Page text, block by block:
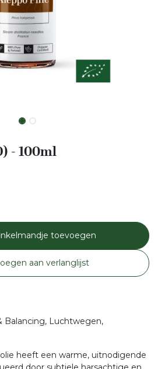
- 100ml
toevoegen
aan verlanglijst
Balancing, Luchtwegen,
heeft een warme, uitnodigende